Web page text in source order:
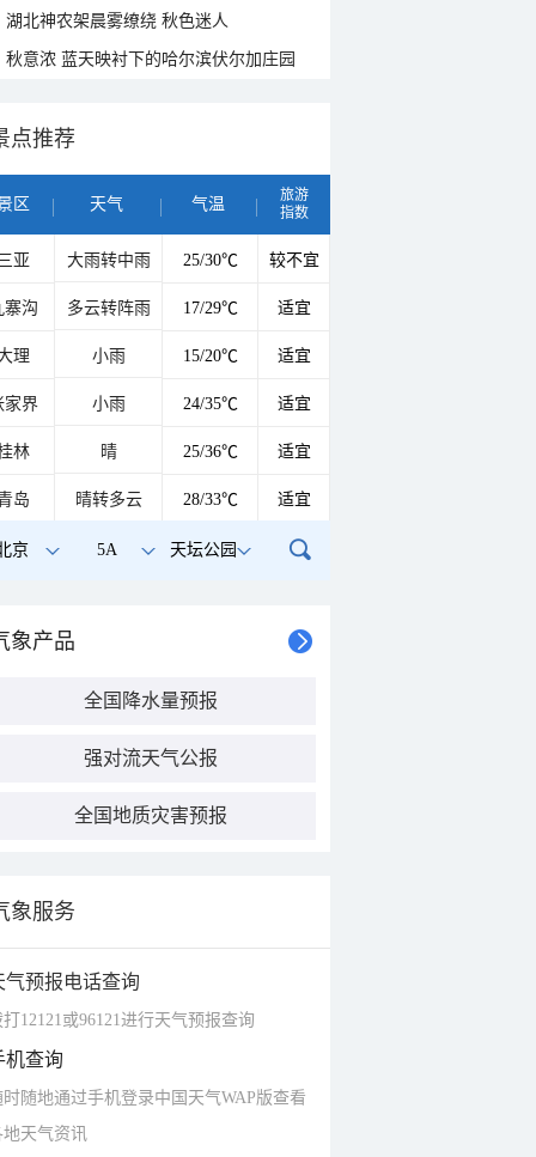
湖北神农架晨雾缭绕 秋色迷人
秋意浓 蓝天映衬下的哈尔滨伏尔加庄园
点推荐
区 天气 气温
旅游
指数
亚 大雨转中雨 25/30℃ 较不宜
寨沟 多云转阵雨 17/29℃ 适宜
理 小雨 15/20℃ 适宜
家界 小雨 24/35℃ 适宜
林 晴 25/36℃ 适宜
岛 晴转多云 28/33℃ 适宜
京 5A 天坛公园
象产品
全国降水量预报
强对流天气公报
全国地质灾害预报
象服务
气预报电话查询
打12121或96121进行天气预报查询
机查询
时随地通过手机登录中国天气WAP版查看
地天气资讯